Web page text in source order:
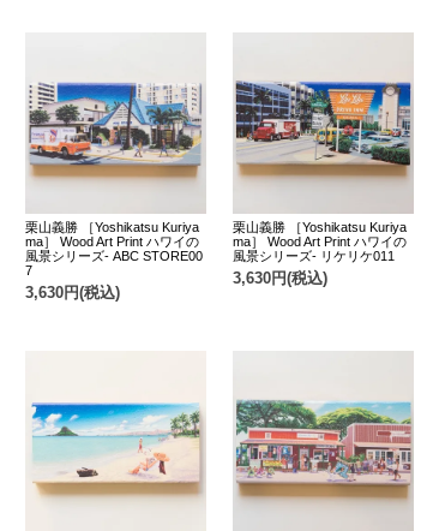
栗山義勝 ［Yoshikatsu Kuriya
ma］ Wood Art Print ハワイの
風景シリーズ- ABC STORE00
7
3,630円(税込)
栗山義勝 ［Yoshikatsu Kuriya
ma］ Wood Art Print ハワイの
風景シリーズ- リケリケ011
3,630円(税込)